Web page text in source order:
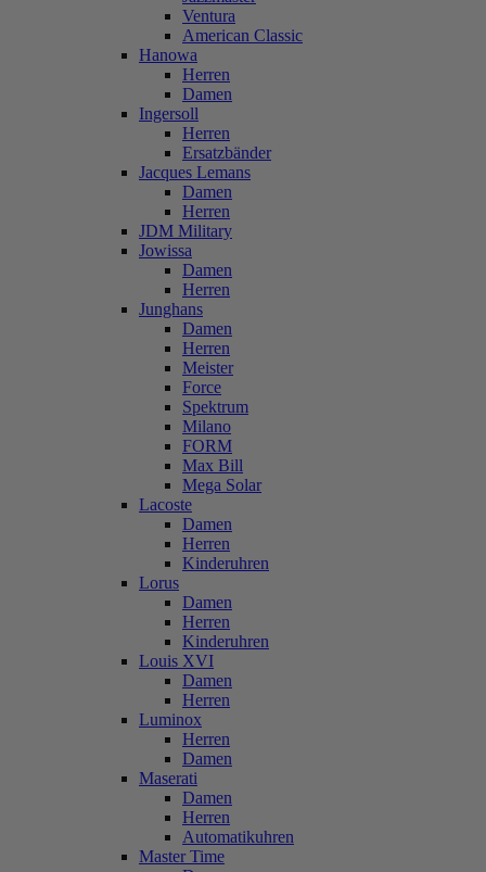
Ventura
American Classic
Hanowa
Herren
Damen
Ingersoll
Herren
Ersatzbänder
Jacques Lemans
Damen
Herren
JDM Military
Jowissa
Damen
Herren
Junghans
Damen
Herren
Meister
Force
Spektrum
Milano
FORM
Max Bill
Mega Solar
Lacoste
Damen
Herren
Kinderuhren
Lorus
Damen
Herren
Kinderuhren
Louis XVI
Damen
Herren
Luminox
Herren
Damen
Maserati
Damen
Herren
Automatikuhren
Master Time